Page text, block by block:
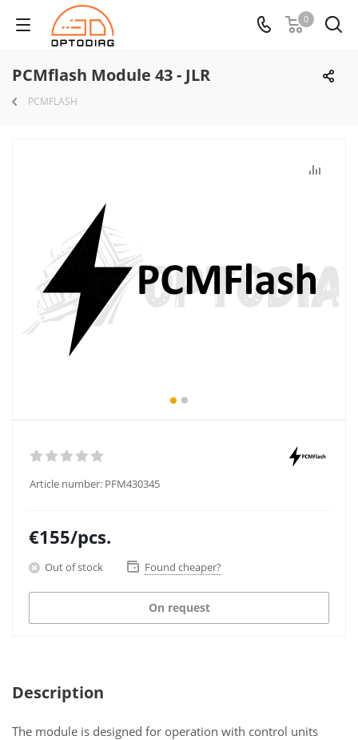
0
PCMflash Module 43 - JLR
PCMFLASH
Article number: PFM430345
€155/pcs.
Out of stock Found cheaper?
On request
Description
The module is designed for operation with control units